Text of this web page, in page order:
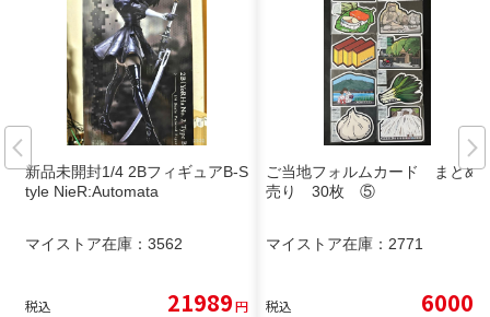
新品未開封1/4 2BフィギュアB-S
tyle NieR:Automata
マイストア在庫： 3562
税込 21989円
ご当地フォルムカード まとめ
売り 30枚 ⑤
マイストア在庫： 2771
税込 6000